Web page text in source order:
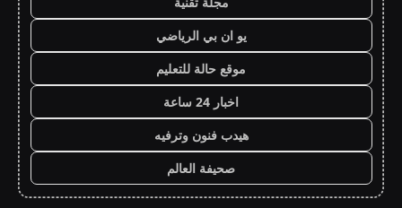
يو ان بي الرياضي
موقع حالة للتعليم
اخبار 24 ساعة
هيدب فنون وترفيه
صحيفة العالم